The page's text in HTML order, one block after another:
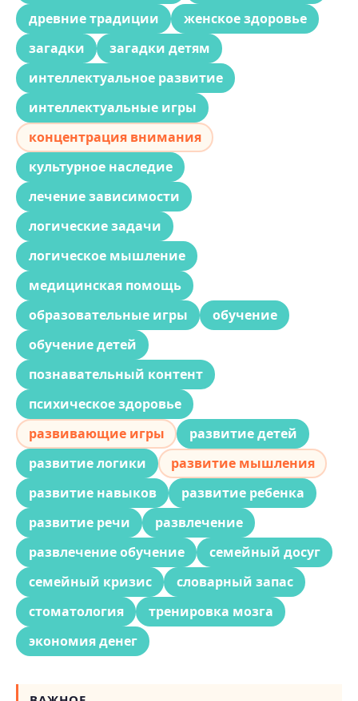
древние традиции
женское здоровье
загадки
загадки детям
интеллектуальное развитие
интеллектуальные игры
концентрация внимания
культурное наследие
лечение зависимости
логические задачи
логическое мышление
медицинская помощь
образовательные игры
обучение
обучение детей
познавательный контент
психическое здоровье
развивающие игры
развитие детей
развитие логики
развитие мышления
развитие навыков
развитие ребенка
развитие речи
развлечение
развлечение обучение
семейный досуг
семейный кризис
словарный запас
стоматология
тренировка мозга
экономия денег